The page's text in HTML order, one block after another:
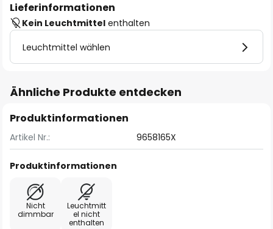
Lieferinformationen
Kein Leuchtmittel enthalten
Leuchtmittel wählen
Ähnliche Produkte entdecken
Produktinformationen
Artikel Nr.: 9658165X
Produktinformationen
Nicht
dimmbar
Leuchtmitt
el nicht
enthalten